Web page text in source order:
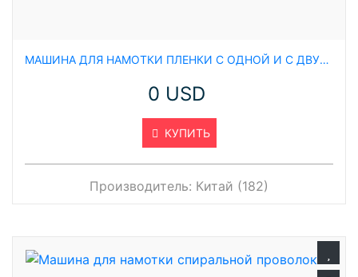
МАШИНА ДЛЯ НАМОТКИ ПЛЕНКИ С ОДНОЙ И С ДВУМЯ ГОЛОВКАМИ J83-3/ZF, J805-3/ZF
0 USD
КУПИТЬ
Производитель: Китай (182)